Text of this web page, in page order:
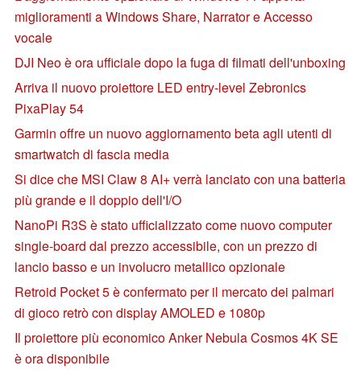
miglioramenti a Windows Share, Narrator e Accesso
vocale
DJI Neo è ora ufficiale dopo la fuga di filmati dell'unboxing
Arriva il nuovo proiettore LED entry-level Zebronics
PixaPlay 54
Garmin offre un nuovo aggiornamento beta agli utenti di
smartwatch di fascia media
Si dice che MSI Claw 8 AI+ verrà lanciato con una batteria
più grande e il doppio dell'I/O
NanoPi R3S è stato ufficializzato come nuovo computer
single-board dal prezzo accessibile, con un prezzo di
lancio basso e un involucro metallico opzionale
Retroid Pocket 5 è confermato per il mercato dei palmari
di gioco retrò con display AMOLED e 1080p
Il proiettore più economico Anker Nebula Cosmos 4K SE
è ora disponibile